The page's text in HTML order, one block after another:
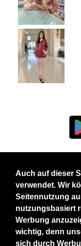
Auch auf dieser
verwendet. Wir
Seitennutzung
nutzungsbasiert
Werbung
wichtig, denn
sich durch
Nehmen Sie